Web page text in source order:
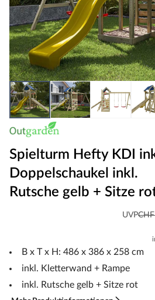
Spielturm Hefty KDI
Doppelschaukel inkl.
Rutsche gelb + Sitze
UVP
B x T x H: 486 x 386 x 258 cm
inkl. Kletterwand + Rampe
inkl. Rutsche gelb + Sitze rot